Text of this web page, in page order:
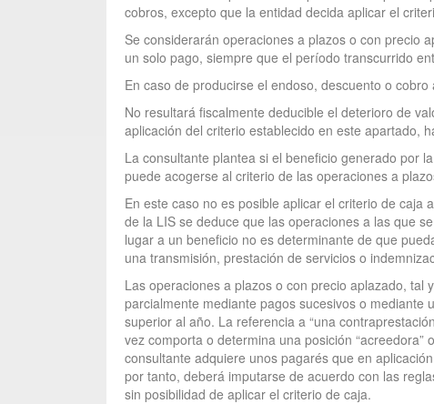
cobros, excepto que la entidad decida aplicar el
Se considerarán operaciones a plazos o con precio
un solo pago, siempre que el período transcurrido
En caso de producirse el endoso, descuento o
No resultará fiscalmente deducible el deterioro de
aplicación del criterio establecido en este apartado,
La consultante plantea si el beneficio generado por
puede acogerse al criterio de las operaciones a
En este caso no es posible aplicar el criterio de
de la LIS se deduce que las operaciones a las que
lugar a un beneficio no es determinante de que
una transmisión, prestación de servicios o
Las operaciones a plazos o con precio aplazado,
parcialmente mediante pagos sucesivos o
superior al año. La referencia a “una
vez comporta o determina una posición
consultante adquiere unos pagarés que en
por tanto, deberá imputarse de acuerdo con las
sin posibilidad de aplicar el criterio de caja.